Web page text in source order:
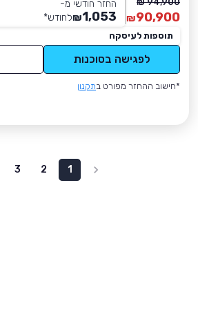
90,900
₪
החזר חודשי מ-
1,053
₪לחודש*
תוספות לעיסקה
לפגישה בסוכנות
*חישוב ההחזר מפורט בתקנון
1
2
3